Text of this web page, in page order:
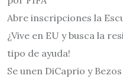
Abre inscripciones la
¿Vive en EU y busca la
tipo de ayuda!
Se unen DiCaprio y